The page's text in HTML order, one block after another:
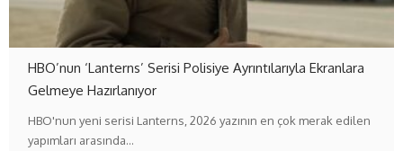
HBO’nun ‘Lanterns’ Serisi Polisiye Ayrıntılarıyla Ekranlara
Gelmeye Hazırlanıyor
HBO'nun yeni serisi Lanterns, 2026 yazının en çok merak edilen
yapımları arasında…